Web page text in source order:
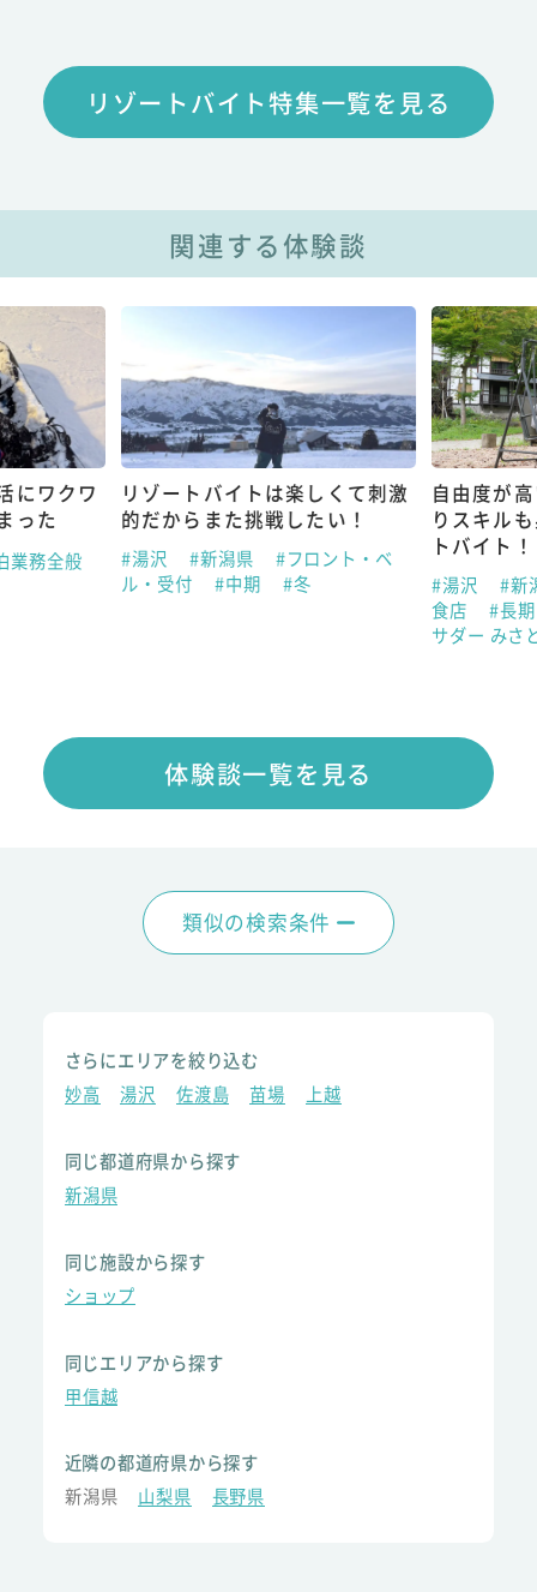
リゾートバイト特集一覧を見る
関連する体験談
にワクワ
った
業務全般
リゾートバイトは楽しくて刺激
的だからまた挑戦したい！
#湯沢 #新潟県
#フロント・ベ
ル・受付
#中期 #冬
自由度が
りスキル
トバイト！
#湯沢
#新
食店
#長
サダー みさ
体験談一覧を見る
類似の検索条件
さらにエリアを絞り込む
妙高
湯沢 佐渡島 苗場 上越
同じ都道府県から探す
新潟県
同じ施設から探す
ショップ
同じエリアから探す
甲信越
近隣の都道府県から探す
新潟県
山梨県 長野県